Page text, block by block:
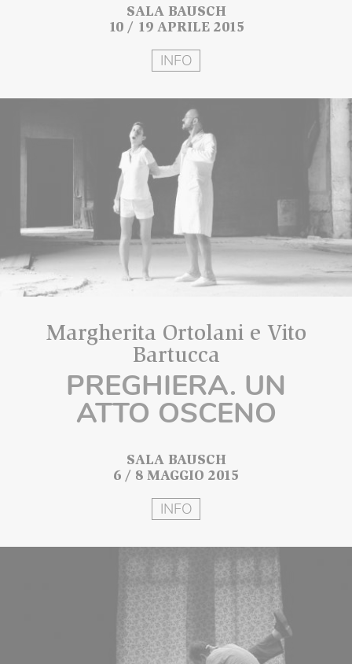
SALA BAUSCH
10 / 19 APRILE 2015
INFO
Margherita Ortolani e Vito
Bartucca
PREGHIERA. UN
ATTO OSCENO
SALA BAUSCH
6 / 8 MAGGIO 2015
INFO